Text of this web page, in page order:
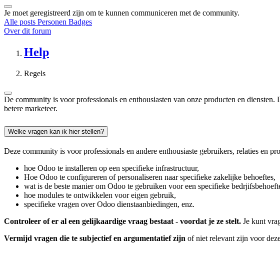
Je moet geregistreerd zijn om te kunnen communiceren met de community.
Alle posts Personen Badges
Over dit forum
Help
Regels
De community is voor professionals en enthousiasten van onze producten en
betere marketeer.
Welke vragen kan ik hier stellen?
Deze community is voor professionals en andere enthousiaste gebruikers, relaties en
hoe Odoo te installeren op een specifieke infrastructuur,
Hoe Odoo te configureren of personaliseren naar specifieke zakelijke behoeftes,
wat is de beste manier om Odoo te gebruiken voor een specifieke
hoe modules te ontwikkelen voor eigen gebruik,
specifieke vragen over Odoo dienstaanbiedingen, enz.
Controleer of er al een gelijkaardige vraag bestaat - voordat je ze stelt. Je kunt
Vermijd vragen die te subjectief en argumentatief zijn of niet relevant zijn voor